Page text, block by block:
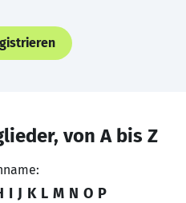
von A bis Z
I J K L M N O P